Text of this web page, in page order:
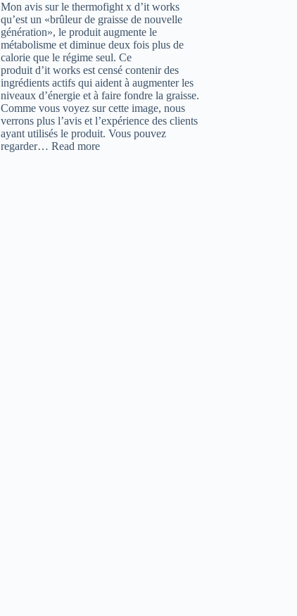
Mon avis sur le thermofight x d’it works
qu’est un «brûleur de graisse de nouvelle
génération», le produit augmente le
métabolisme et diminue deux fois plus de
calorie que le régime seul. Ce
produit d’it works est censé contenir des
ingrédients actifs qui aident à augmenter les
niveaux d’énergie et à faire fondre la graisse.
Comme vous voyez sur cette image, nous
verrons plus l’avis et l’expérience des clients
ayant utilisés le produit. Vous pouvez
regarder…Read more: